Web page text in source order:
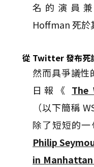
名的演員
Hoffman 死於
從 Twitter 發布死
然而具爭議性
日報《 The
（以下簡稱
除了短短的一
Philip
in